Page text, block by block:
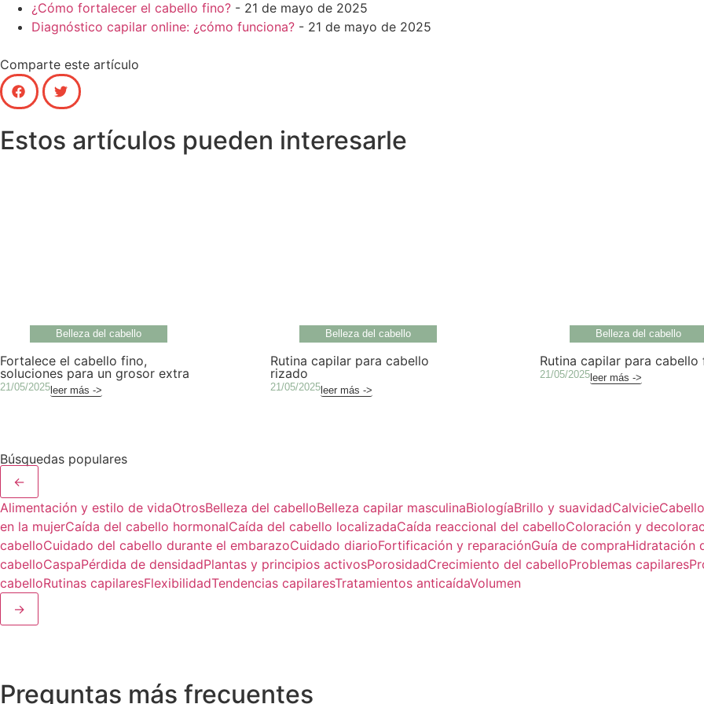
¿Cómo fortalecer el cabello fino? - 21 de mayo de 2025
Diagnóstico capilar online: ¿cómo funciona? - 21 de mayo de 2025
Comparte este artículo
Estos artículos pueden interesarle
Belleza del cabello
Fortalece el cabello fino,
soluciones para un grosor extra
21/05/2025 leer más ->
Belleza del cabello
Rutina capilar para cabello
rizado
21/05/2025leer más ->
Belleza del cabello
Rutina capilar para cabello
21/05/2025 leer más ->
Búsquedas populares
←
Alimentación y estilo de vidaOtrosBelleza del cabelloBelleza capilar masculinaBiologíaBrillo y suavidadCalvicie
en la mujerCaída del cabello hormonalCaída del cabello localizadaCaída reaccional del cabelloColoración y
cabelloCuidado del cabello durante el embarazoCuidado diarioFortificación y reparaciónGuía de compraHidratación
cabelloCaspaPérdida de densidadPlantas y principios activosPorosidadCrecimiento del cabelloProblemas capilares
cabelloRutinas capilaresFlexibilidadTendencias capilaresTratamientos anticaídaVolumen
→
Preguntas más frecuentes